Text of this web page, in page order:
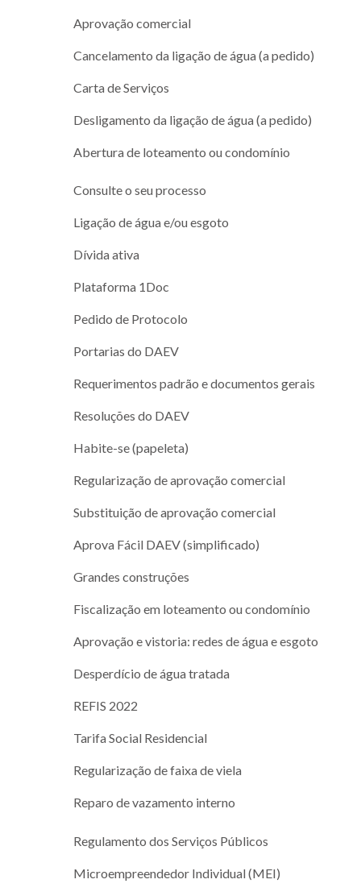
Aprovação comercial
Cancelamento da ligação de água (a pedido)
Carta de Serviços
Desligamento da ligação de água (a pedido)
Abertura de loteamento ou condomínio
Consulte o seu processo
Ligação de água e/ou esgoto
Dívida ativa
Plataforma 1Doc
Pedido de Protocolo
Portarias do DAEV
Requerimentos padrão e documentos gerais
Resoluções do DAEV
Habite-se (papeleta)
Regularização de aprovação comercial
Substituição de aprovação comercial
Aprova Fácil DAEV (simplificado)
Grandes construções
Fiscalização em loteamento ou condomínio
Aprovação e vistoria: redes de água e esgoto
Desperdício de água tratada
REFIS 2022
Tarifa Social Residencial
Regularização de faixa de viela
Reparo de vazamento interno
Regulamento dos Serviços Públicos
Microempreendedor Individual (MEI)